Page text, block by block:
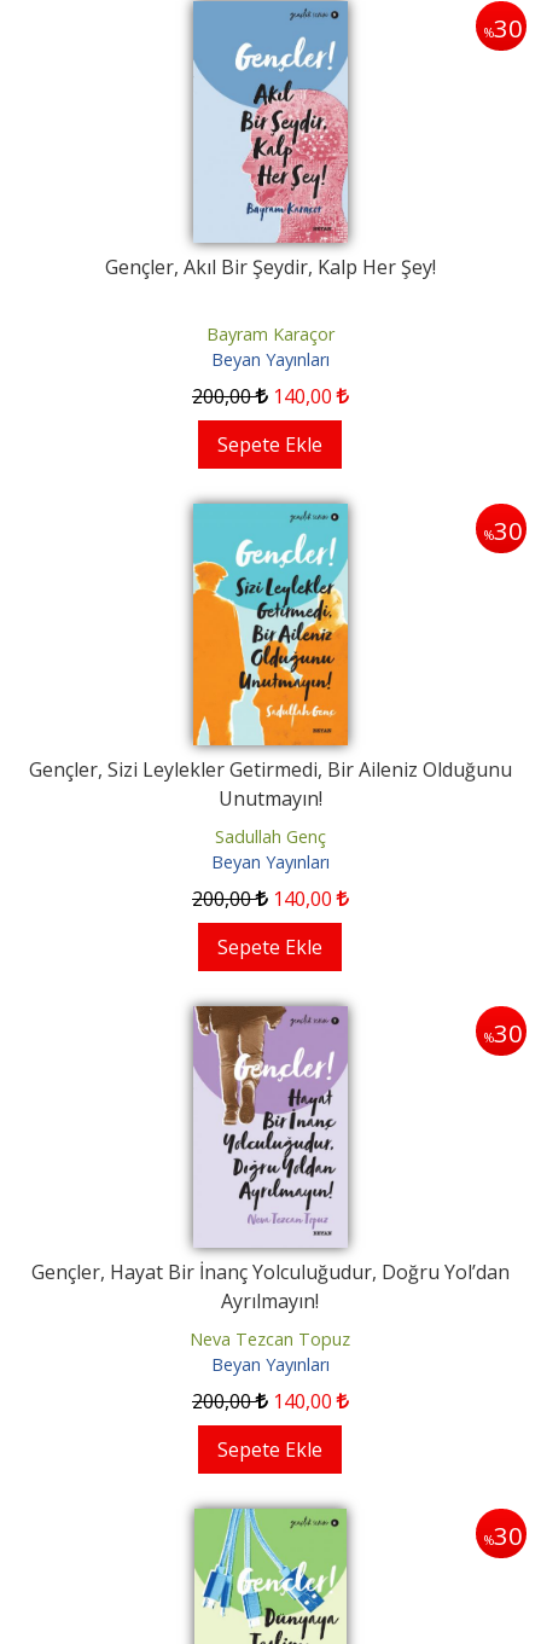
%30
Gençler, Akıl Bir Şeydir, Kalp Her Şey!
Bayram Karaçor
Beyan Yayınları
200,00 140,00
Sepete Ekle
%30
Gençler, Sizi Leylekler Getirmedi, Bir Aileniz Olduğunu
Unutmayın!
Sadullah Genç
Beyan Yayınları
200,00 140,00
Sepete Ekle
%30
Gençler, Hayat Bir İnanç Yolculuğudur, Doğru Yol’dan
Ayrılmayın!
Neva Tezcan Topuz
Beyan Yayınları
200,00 140,00
Sepete Ekle
%30